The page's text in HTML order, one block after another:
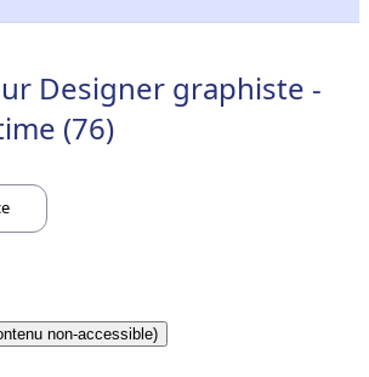
Designer graphiste -
(76)
non-accessible)